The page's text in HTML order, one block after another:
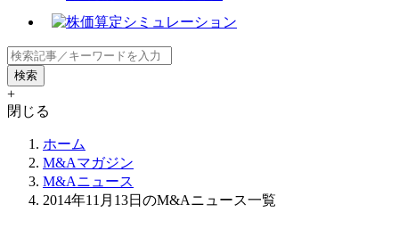
+
閉じる
ホーム
M&Aマガジン
M&Aニュース
2014年11月13日のM&Aニュース一覧